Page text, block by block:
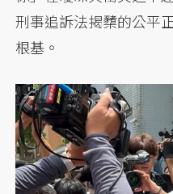
刑事追訴法揭櫫的公平
根基。